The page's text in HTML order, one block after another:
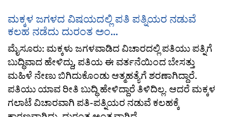
ಮಕ್ಕಳ ಜಗಳದ ವಿಷಯದಲ್ಲಿ ಪತಿ ಪತ್ನಿಯರ ನಡುವೆ
ಕಲಹ ನಡೆದು ದುರಂತ ಅಂ...
ಮೈಸೂರು: ಮಕ್ಕಳು ಜಗಳವಾಡಿದ ವಿಚಾರದಲ್ಲಿ ಪತಿಯು ಪತ್ನಿಗೆ
ಬುದ್ಧಿವಾದ ಹೇಳಿದ್ದು, ಪತಿಯ ಈ ವರ್ತನೆಯಿಂದ ಬೇಸತ್ತು
ಮಹಿಳೆ ನೇಣು ಬಿಗಿದುಕೊಂಡು ಆತ್ಮಹತ್ಯೆಗೆ ಶರಣಾಗಿದ್ದಾರೆ.
ಪತಿಯು ಯಾವ ರೀತಿ ಬುದ್ಧಿ ಹೇಳಿದ್ದಾರೆ ತಿಳಿದಿಲ್ಲ. ಆದರೆ ಮಕ್ಕಳ
ಗಲಾಟೆ ವಿಚಾರವಾಗಿ ಪತಿ-ಪತ್ನಿಯರ ನಡುವೆ ಕಲಹಕ್ಕೆ